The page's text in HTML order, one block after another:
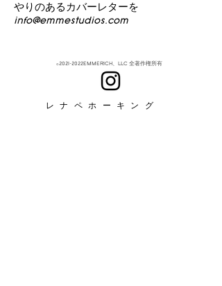
やりのあるカバーレターを
info@emmestudios.com
©2021-2022EMMERICH、LLC 全著作権所有
レナペホーキング